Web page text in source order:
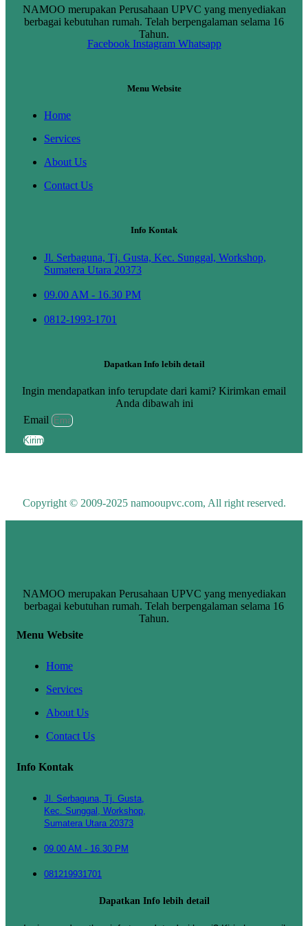
NAMOO merupakan Perusahaan UPVC yang menyediakan
berbagai kebutuhan rumah. Telah berpengalaman selama 16
Tahun.
Facebook Instagram Whatsapp
Menu Website
Home
Services
About Us
Contact Us
Info Kontak
Jl. Serbaguna, Tj. Gusta, Kec. Sunggal, Workshop,
Sumatera Utara 20373
09.00 AM - 16.30 PM
0812-1993-1701
Dapatkan Info lebih detail
Ingin mendapatkan info terupdate dari kami? Kirimkan email
Anda dibawah ini
Email
Kirim
Copyright © 2009-2025 namooupvc.com, All right reserved.
NAMOO merupakan Perusahaan UPVC yang menyediakan
berbagai kebutuhan rumah. Telah berpengalaman selama 16
Tahun.
Menu Website
Home
Services
About Us
Contact Us
Info Kontak
Jl. Serbaguna, Tj. Gusta,
Kec. Sunggal, Workshop,
Sumatera Utara 20373
09.00 AM - 16.30 PM
081219931701
Dapatkan Info lebih detail